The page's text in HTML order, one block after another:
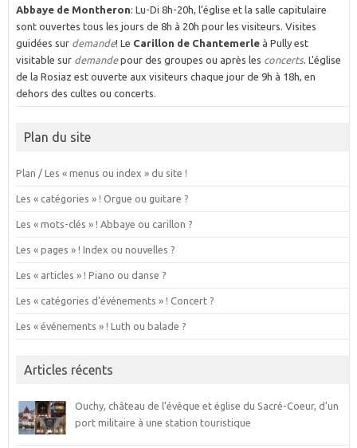
Abbaye de Montheron: Lu-Di 8h-20h, l’église et la salle capitulaire
sont ouvertes tous les jours de 8h à 20h pour les visiteurs. Visites
guidées sur demande! Le Carillon de Chantemerleà Pully est
visitable sur demandepour des groupes ou après les concerts. L'église
de la Rosiaz est ouverte aux visiteurs chaque jour de 9h à 18h, en
dehors des cultes ou concerts.
Plan du site
Plan / Les « menus ou index » du site !
Les « catégories » ! Orgue ou guitare ?
Les « mots-clés » ! Abbaye ou carillon ?
Les « pages » ! Index ou nouvelles ?
Les « articles » ! Piano ou danse ?
Les « catégories d’événements » ! Concert ?
Les « événements » ! Luth ou balade ?
Articles récents
Ouchy, château de l’évêque et église du Sacré-Coeur, d’un
port militaire à une station touristique